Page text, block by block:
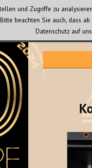
und Zugriffe zu
beachten Sie auch, dass
Datenschutz auf